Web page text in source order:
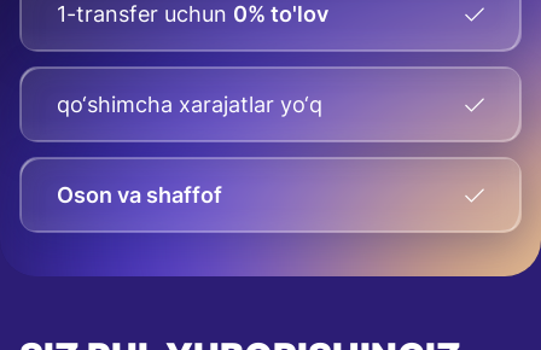
1-transfer uchun 0% to'lov
qo‘shimcha xarajatlar yo‘q
Oson va shaffof